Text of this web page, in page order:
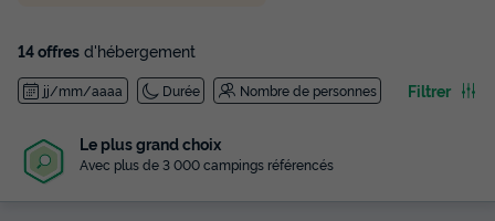
14 offres d'hébergement
jj/mm/aaaa Durée Nombre de personnes Filtrer
Noté 4,5/5 sur Trustpilot
Des milliers de voyageurs satisfaits nous font confiance